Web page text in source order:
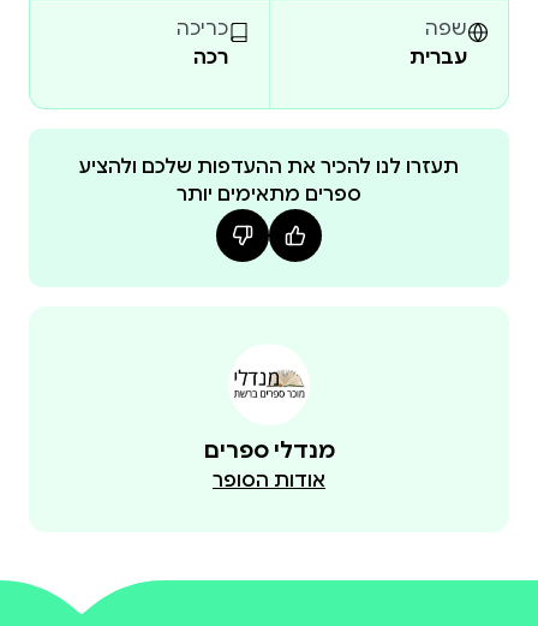
שפה
עברית
כריכה
רכה
תעזרו לנו להכיר את ההעדפות שלכם ולהציע
ספרים מתאימים יותר
מנדלי ספרים
אודות הסופר